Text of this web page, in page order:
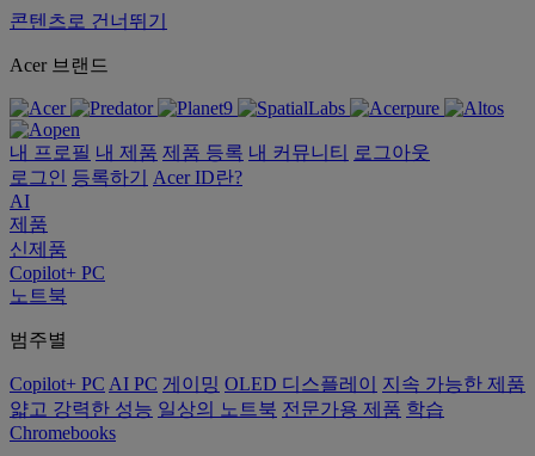
콘텐츠로 건너뛰기
Acer 브랜드
내 프로필 내 제품 제품 등록 내 커뮤니티
로그아웃
로그인
등록하기
Acer ID란?
AI
제품
신제품
Copilot+ PC
노트북
범주별
Copilot+ PC AI PC 게이밍 OLED 디스플레이
지속 가능한 제품
얇고 강력한 성능 일상의 노트북 전문가용 제품 학습
Chromebooks